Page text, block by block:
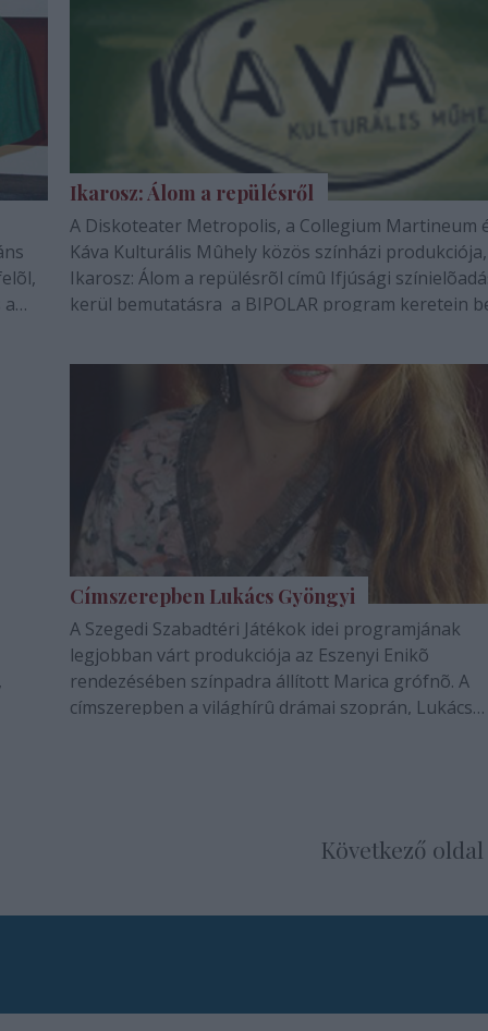
a
Ikarosz: Álom a repülésről
A Diskoteater Metropolis, a Collegium Martineum
Káva Kulturális Mûhely közös színházi
Ikarosz: Álom a repülésrõl címû Ifjúsági
kerül bemutatásra a BIPOLAR program keretein
Címszerepben Lukács Gyöngyi
A Szegedi Szabadtéri Játékok idei programjának
legjobban várt produkciója az Eszenyi Enikõ
rendezésében színpadra állított Marica grófnõ. A
címszerepben a világhírû drámai szoprán, Lukács
Következő oldal